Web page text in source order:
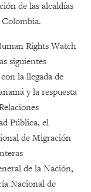
de las alcaldías
Rights Watch
siguientes
la llegada de
y la respuesta
Pública, el
de Migración
de la Nación,
Nacional de